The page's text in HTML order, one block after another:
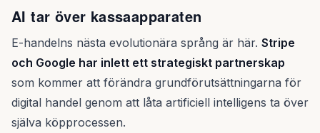
AI tar över kassaapparaten
E-handelns nästa evolutionära språng är här. Stripe
och Google har inlett ett strategiskt partnerskap
som kommer att förändra grundförutsättningarna för
digital handel genom att låta artificiell intelligens ta över
själva köpprocessen.